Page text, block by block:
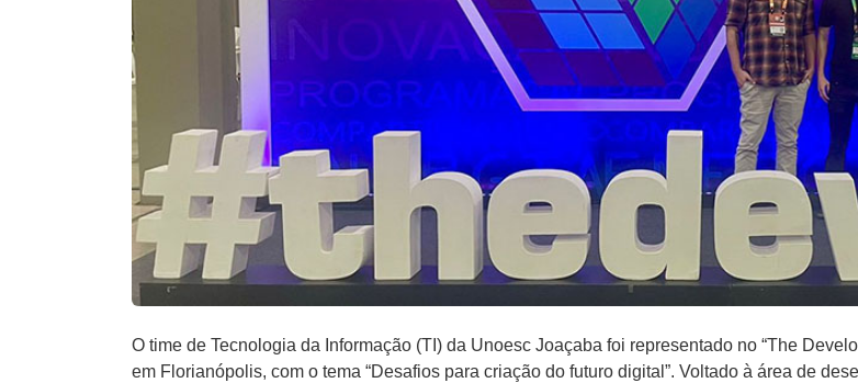
O time de Tecnologia da Informação (TI) da Unoesc Joaçaba foi representado no “The
em Florianópolis, com o tema “Desafios para criação do futuro digital”. Voltado à área de